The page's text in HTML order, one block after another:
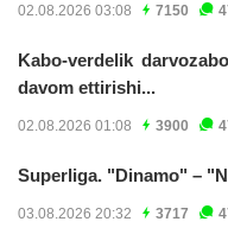
02.08.2026 03:08 7150
Kabo-verdelik
davom ettirishi...
02.08.2026 01:08 3900
Superliga. "Dinamo" –
03.08.2026 20:32 3717